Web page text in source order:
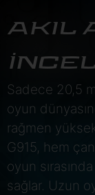
AKIL
Sadece 20,5
oyun
rağmen
G915, hem
oyun
sağlar. Uzun